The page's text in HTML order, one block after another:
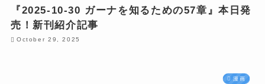
『2025-10-30 ガーナを知るための57章』本日発
売！新刊紹介記事
October 29, 2025
漫画